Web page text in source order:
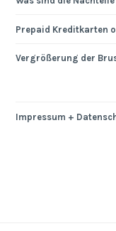
Prepaid Kreditkarten
Vergrößerung der
Impressum +